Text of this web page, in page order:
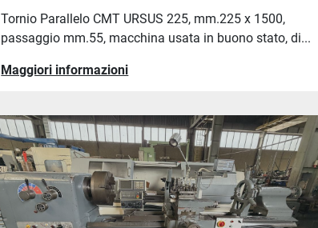
Tornio Parallelo CMT URSUS 225, mm.225 x 1500,
passaggio mm.55, macchina usata in buono stato, di...
Maggiori informazioni